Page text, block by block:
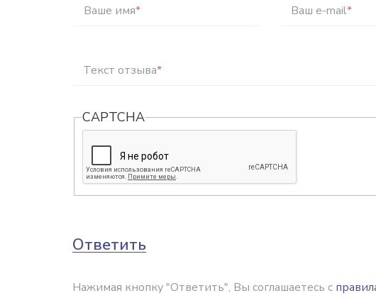
Ваше имя* Ваш e-mail*
Текст отзыва*
CAPTCHA
Ответить
Нажимая кнопку "Ответить", Вы соглашаетесь с